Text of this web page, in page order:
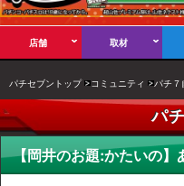
店舗 取材
パチセブントップ コミュニティ パチ７
パ
【岡井のお題:かたいの